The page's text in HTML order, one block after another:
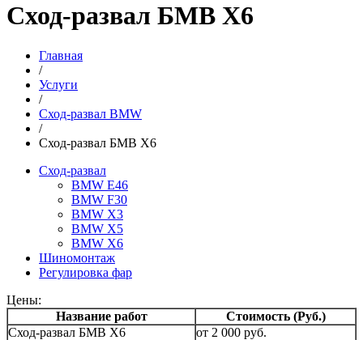
Сход-развал БМВ Х6
Главная
/
Услуги
/
Сход-развал BMW
/
Сход-развал БМВ Х6
Сход-развал
BMW E46
BMW F30
BMW X3
BMW X5
BMW X6
Шиномонтаж
Регулировка фар
Цены:
Название работ
Стоимость (Руб.)
Сход-развал БМВ Х6
от 2 000 руб.